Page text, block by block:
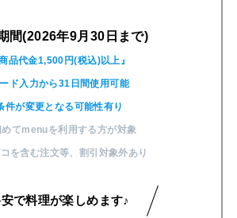
間(2026年9月30日まで)
商品代金1,500円(税込)以上』
ド入力から31日間使用可能
件が変更となる可能性有り
てmenuを利用する方が対象
を含む注文等、 割引対象外あり
で料理が楽しめます♪